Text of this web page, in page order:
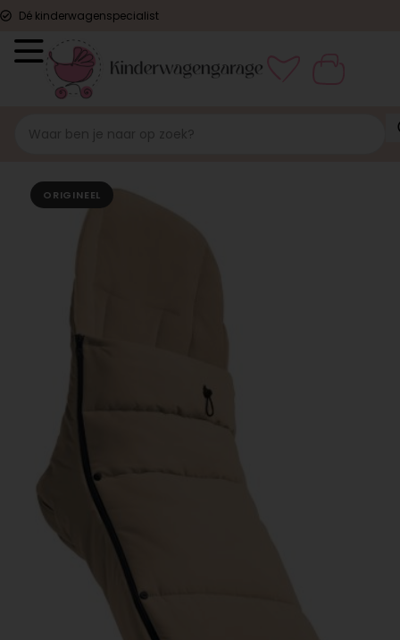
Dé kinderwagenspecialist
ORIGINEEL